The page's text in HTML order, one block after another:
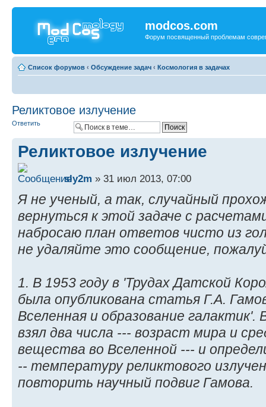
modcos.com
Форум посвященный проблемам
Список форумов ‹ Обсуждение задач ‹ Космология в задачах
Реликтовое излучение
Ответить
Реликтовое излучение
sly2m » 31 июл 2013, 07:00
Я не ученый, а так, случайный
вернуться к этой задаче с
набросаю план ответов чисто из
не удаляйте это сообщение,
1. В 1953 году в 'Трудах Датской
была опубликована статья Г.А.
Вселенная и образование
взял два числа --- возраст мира и
вещества во Вселенной --- и
-- температуру реликтового
повторить научный подвиг Гамова.